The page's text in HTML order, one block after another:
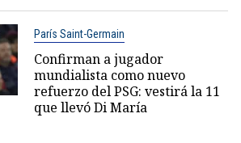
París Saint-Germain
Confirman a jugador
mundialista como nuevo
refuerzo del PSG: vestirá la 11
que llevó Di María